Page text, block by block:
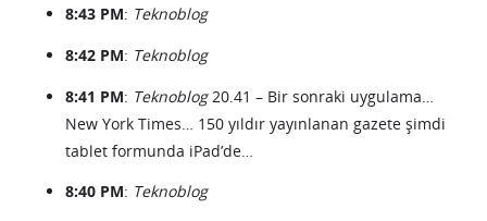
8:43 PM: Teknoblog
8:42 PM: Teknoblog
8:41 PM: Teknoblog20.41 – Bir sonraki uygulama…
New York Times… 150 yıldır yayınlanan gazete şimdi
tablet formunda iPad’de…
8:40 PM: Teknoblog